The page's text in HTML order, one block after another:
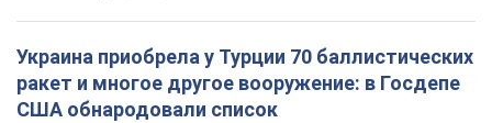
Украина приобрела у Турции 70 баллистических
ракет и многое другое вооружение: в Госдепе
США обнародовали список